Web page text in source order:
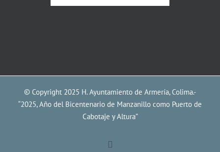
© Copyright 2025 H. Ayuntamiento de Armería, Colima.-
“2025, Año del Bicentenario de Manzanillo como Puerto de
Cabotaje y Altura”